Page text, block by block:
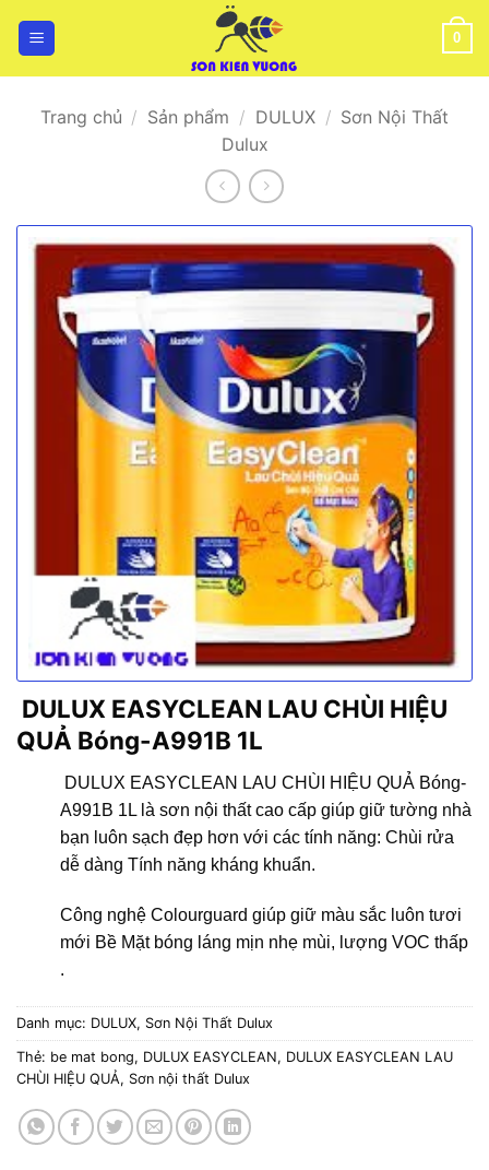
0
Trang chủ / Sản phẩm / DULUX / Sơn Nội Thất
Dulux
DULUX EASYCLEAN LAU CHÙI HIỆU
QUẢ Bóng-A991B 1L
DULUX EASYCLEAN LAU CHÙI HIỆU QUẢ Bóng-
A991B 1L là sơn nội thất cao cấp giúp giữ tường nhà
bạn luôn sạch đẹp hơn với các tính năng: Chùi rửa
dễ dàng Tính năng kháng khuẩn.
Công nghệ Colourguard giúp giữ màu sắc luôn tươi
mới Bề Mặt bóng láng mịn nhẹ mùi, lượng VOC thấp
.
Danh mục: DULUX, Sơn Nội Thất Dulux
Thẻ: be mat bong, DULUX EASYCLEAN, DULUX EASYCLEAN LAU
CHÙI HIỆU QUẢ, Sơn nội thất Dulux